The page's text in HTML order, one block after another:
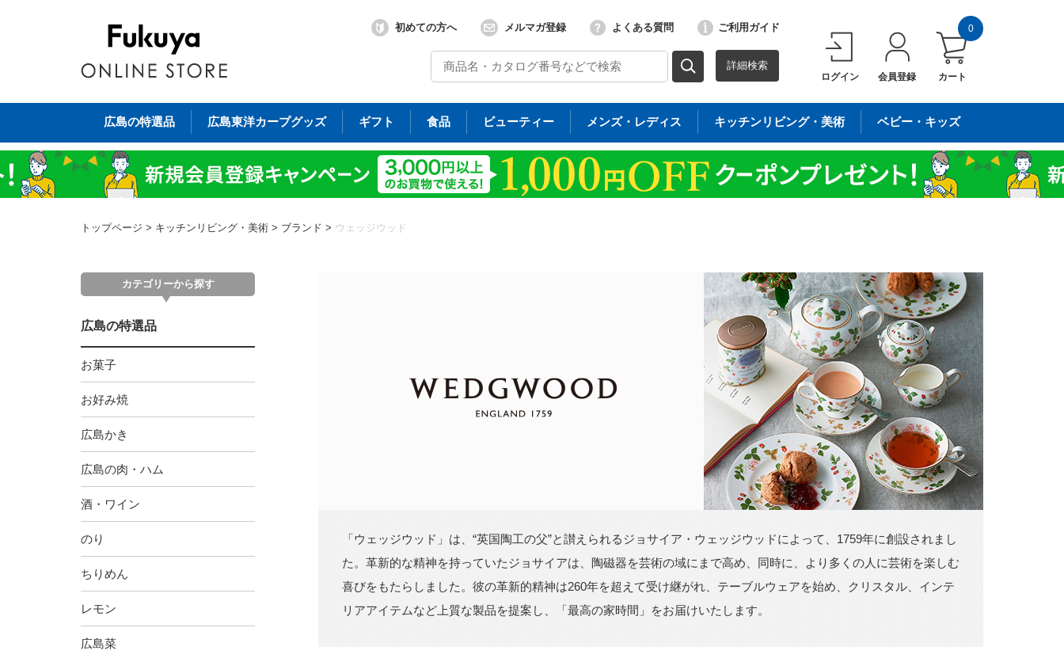
詳細検索
初めての方へ メルマガ登録 よくある質問 ご利用ガイド
ログイン 会員登録 カート
0
広島の特選品 広島東洋カープグッズ ギフト 食品 ビューティー メンズ・レディス キッチンリビング・美術 ベビー・キッズ
トップページ > キッチンリビング・美術 > ブランド > ウェッジウッド
カテゴリーから探す
広島の特選品
お菓子
お好み焼
広島かき
広島の肉・ハム
酒・ワイン
のり
ちりめん
レモン
広島菜
「ウェッジウッド」は、“英国陶工の父”と讃えられるジョサイア・ウェッジウッドによって、1759年に創設されまし
た。革新的な精神を持っていたジョサイアは、陶磁器を芸術の域にまで高め、同時に、より多くの人に芸術を楽しむ
喜びをもたらしました。彼の革新的精神は260年を超えて受け継がれ、テーブルウェアを始め、クリスタル、インテ
リアアイテムなど上質な製品を提案し、「最高の家時間」をお届けいたします。